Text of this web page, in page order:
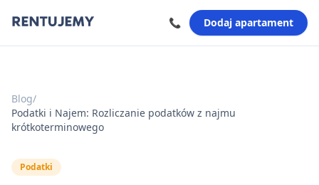
📞 Dodaj apartament
Blog/
Podatki i Najem: Rozliczanie podatków z najmu
krótkoterminowego
Podatki